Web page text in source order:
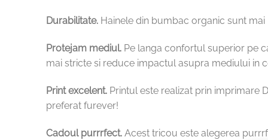
Durabilitate. Hainele din bumbac organic sunt
Protejam mediul. Pe langa confortul superior pe
mai stricte si reduce impactul asupra mediului in
Print excelent. Printul este realizat prin imprimare
preferat furever!
Cadoul purrrfect. Acest tricou este alegerea